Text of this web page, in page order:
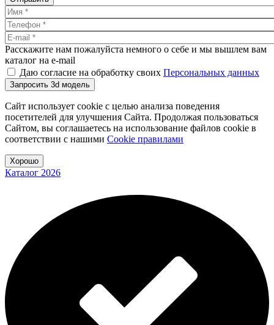
Расскажите нам пожалуйста немного о себе и мы вышлем вам
каталог на e-mail
Даю согласие на обработку своих Персональных данных
Запросить 3d модель
Сайт использует cookie с целью анализа поведения
посетителей для улучшения Сайта. Продолжая пользоваться
Сайтом, вы соглашаетесь на использование файлов cookie в
соответствии с нашими Cookiе правилами
Хорошо
Каталог 2026